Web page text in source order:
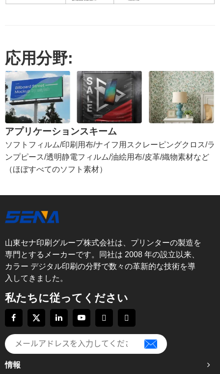
応用分野:
アプリケーションスキーム
ソフトフィルム/印刷用布/ナイフ用スクレーピングクロス/ラ
ンプピース/透明静電フィルム/油絵用布/皮革/織物素材など
（ほぼすべてのソフト素材）
山東セナ印刷グループ株式会社は、プリンターの製造を
専門とするメーカーです。同社は 2008 年の設立以来、
カラー デジタル印刷の分野で数々の革新的な技術を導
入してきました。
私たちに従ってください
情報